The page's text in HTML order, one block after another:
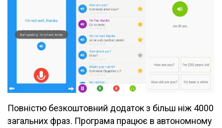
Повністю безкоштовний додаток з більш ніж 4000
загальних фраз. Програма працює в автономному